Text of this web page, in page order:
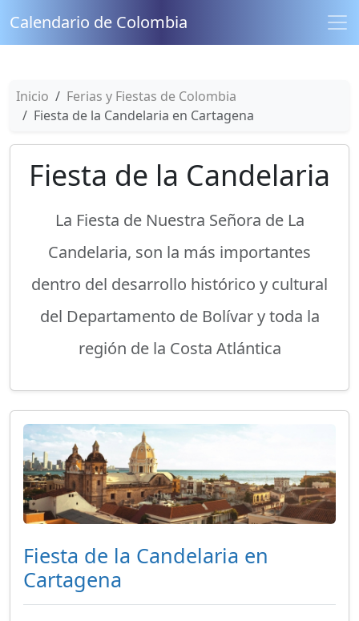
Calendario de Colombia
Inicio
Ferias y Fiestas de Colombia
Fiesta de la Candelaria en Cartagena
Fiesta de la Candelaria
La Fiesta de Nuestra Señora de La
Candelaria, son la más importantes
dentro del desarrollo histórico y cultural
del Departamento de Bolívar y toda la
región de la Costa Atlántica
Fiesta de la Candelaria en
Cartagena